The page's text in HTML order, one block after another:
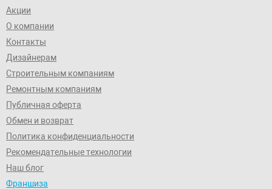
Акции
О компании
Контакты
Дизайнерам
Строительным компаниям
Ремонтным компаниям
Публичная оферта
Обмен и возврат
Политика конфиденциальности
Рекомендательные технологии
Наш блог
Франшиза